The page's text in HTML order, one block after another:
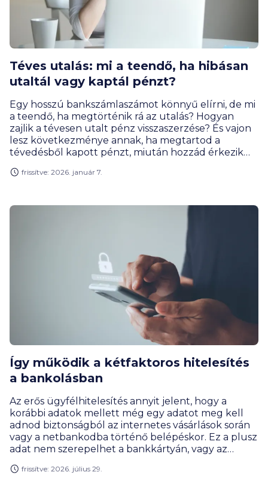
Téves utalás: mi a teendő, ha hibásan
utaltál vagy kaptál pénzt?
Egy hosszú bankszámlaszámot könnyű elírni, de mi
a teendő, ha megtörténik rá az utalás? Hogyan
zajlik a tévesen utalt pénz visszaszerzése? És vajon
lesz következménye annak, ha megtartod a
tévedésből kapott pénzt, miután hozzád érkezik
frissítve: 2026. január 7.
Így működik a kétfaktoros hitelesítés
a bankolásban
Az erős ügyfélhitelesítés annyit jelent, hogy a
korábbi adatok mellett még egy adatot meg kell
adnod biztonságból az internetes vásárlások során
vagy a netbankodba történő belépéskor. Ez a plusz
adat nem szerepelhet a bankkártyán, vagy az
jelszavadon túl.
frissítve: 2026. július 29.